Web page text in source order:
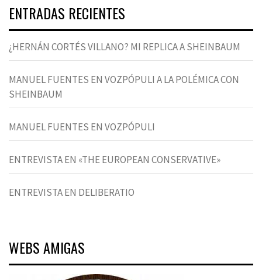
ENTRADAS RECIENTES
¿HERNÁN CORTÉS VILLANO? MI REPLICA A SHEINBAUM
MANUEL FUENTES EN VOZPÓPULI A LA POLÉMICA CON
SHEINBAUM
MANUEL FUENTES EN VOZPÓPULI
ENTREVISTA EN «THE EUROPEAN CONSERVATIVE»
ENTREVISTA EN DELIBERATIO
WEBS AMIGAS